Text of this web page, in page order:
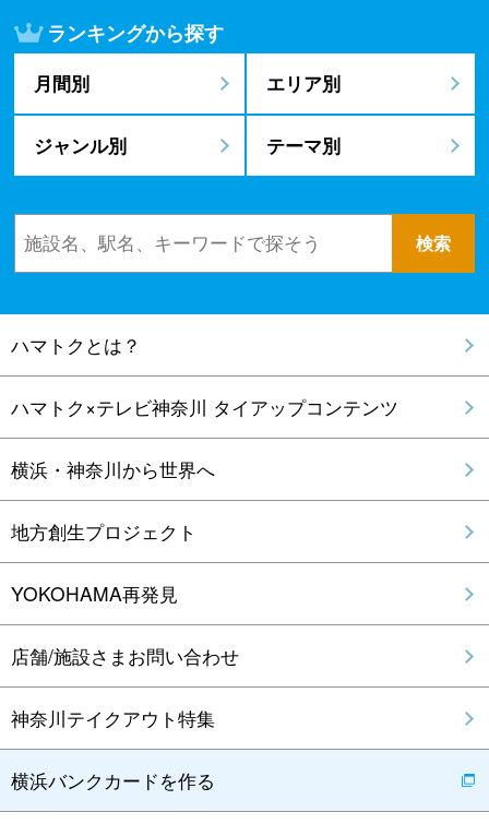
ランキングから探す
月間別 エリア別
ジャンル別 テーマ別
ハマトクとは？
ハマトク×テレビ神奈川 タイアップコンテンツ
横浜・神奈川から世界へ
地方創生プロジェクト
YOKOHAMA再発見
店舗/施設さまお問い合わせ
神奈川テイクアウト特集
横浜バンクカードを作る